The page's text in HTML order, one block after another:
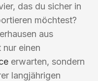
das du sicher in
möchtest?
aus
einen
erwarten, sondern
langjährigen